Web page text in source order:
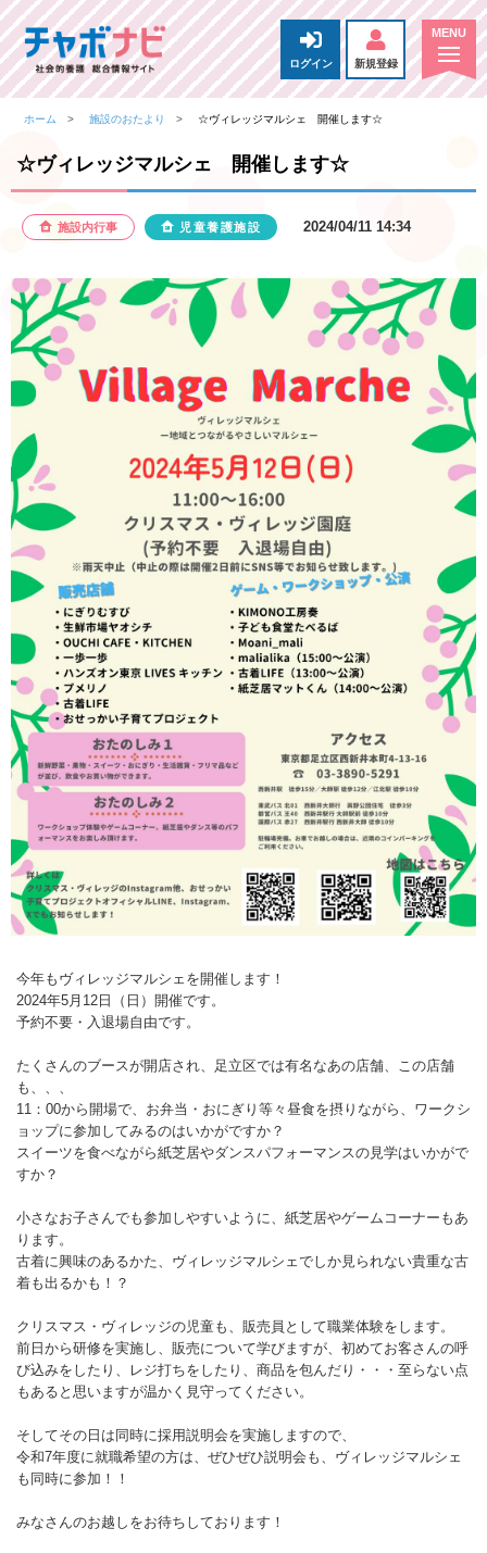
ログイン 新規登録
ホーム 施設のおたより ☆ヴィレッジマルシェ 開催します☆
☆ヴィレッジマルシェ 開催します☆
施設内行事 児童養護施設 2024/04/11 14:34
今年もヴィレッジマルシェを開催します！
2024年5月12日（日）開催です。
予約不要・入退場自由です。
たくさんのブースが開店され、足立区では有名なあの店舗、この店舗
も、、、
11：00から開場で、お弁当・おにぎり等々昼食を摂りながら、ワークシ
ョップに参加してみるのはいかがですか？
スイーツを食べながら紙芝居やダンスパフォーマンスの見学はいかがで
すか？
小さなお子さんでも参加しやすいように、紙芝居やゲームコーナーもあ
ります。
古着に興味のあるかた、ヴィレッジマルシェでしか見られない貴重な古
着も出るかも！？
クリスマス・ヴィレッジの児童も、販売員として職業体験をします。
前日から研修を実施し、販売について学びますが、初めてお客さんの呼
び込みをしたり、レジ打ちをしたり、商品を包んだり・・・至らない点
もあると思いますが温かく見守ってください。
そしてその日は同時に採用説明会を実施しますので、
令和7年度に就職希望の方は、ぜひぜひ説明会も、ヴィレッジマルシェ
も同時に参加！！
みなさんのお越しをお待ちしております！